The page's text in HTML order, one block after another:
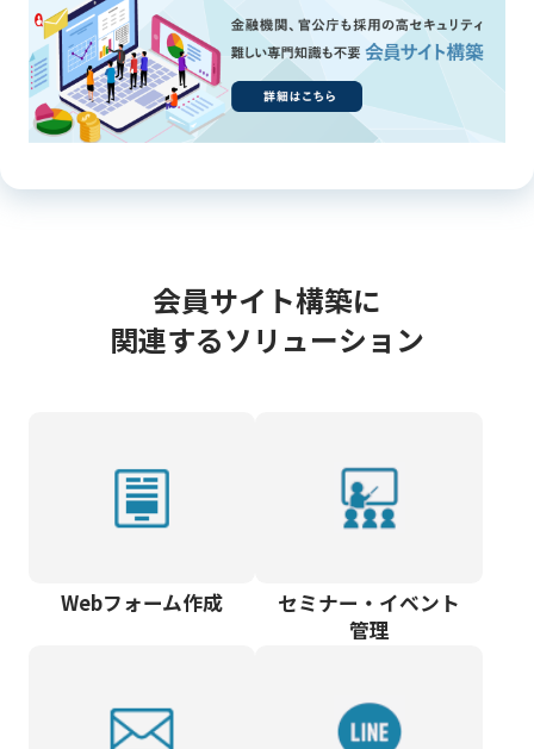
会員サイト構築に
関連するソリューション
Webフォーム作成
セミナー・イベント
管理